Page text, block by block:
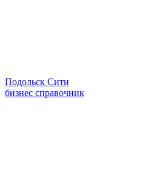
Подольск Сити
бизнес справочник